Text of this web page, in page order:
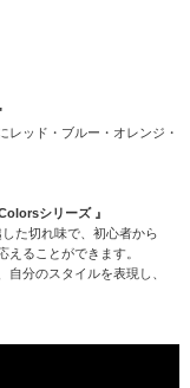
レッド・ブルー・オレンジ・
シリーズ 』
た切れ味で、初心者から
ることができます。
分のスタイルを表現し、